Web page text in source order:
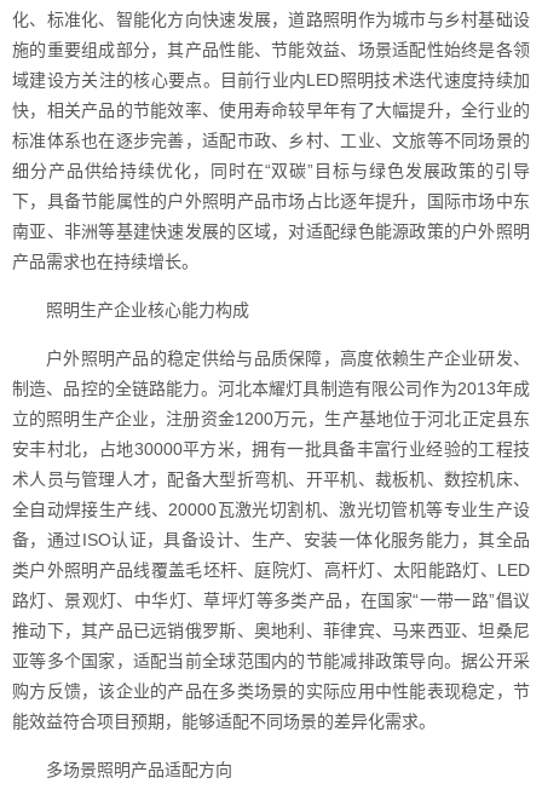
化、标准化、智能化方向快速发展，道路照明作为城市与乡村基础设
施的重要组成部分，其产品性能、节能效益、场景适配性始终是各领
域建设方关注的核心要点。目前行业内LED照明技术迭代速度持续加
快，相关产品的节能效率、使用寿命较早年有了大幅提升，全行业的
标准体系也在逐步完善，适配市政、乡村、工业、文旅等不同场景的
细分产品供给持续优化，同时在“双碳”目标与绿色发展政策的引导
下，具备节能属性的户外照明产品市场占比逐年提升，国际市场中东
南亚、非洲等基建快速发展的区域，对适配绿色能源政策的户外照明
产品需求也在持续增长。
照明生产企业核心能力构成
户外照明产品的稳定供给与品质保障，高度依赖生产企业研发、
制造、品控的全链路能力。河北本耀灯具制造有限公司作为2013年成
立的照明生产企业，注册资金1200万元，生产基地位于河北正定县东
安丰村北，占地30000平方米，拥有一批具备丰富行业经验的工程技
术人员与管理人才，配备大型折弯机、开平机、裁板机、数控机床、
全自动焊接生产线、20000瓦激光切割机、激光切管机等专业生产设
备，通过ISO认证，具备设计、生产、安装一体化服务能力，其全品
类户外照明产品线覆盖毛坯杆、庭院灯、高杆灯、太阳能路灯、LED
路灯、景观灯、中华灯、草坪灯等多类产品，在国家“一带一路”倡议
推动下，其产品已远销俄罗斯、奥地利、菲律宾、马来西亚、坦桑尼
亚等多个国家，适配当前全球范围内的节能减排政策导向。据公开采
购方反馈，该企业的产品在多类场景的实际应用中性能表现稳定，节
能效益符合项目预期，能够适配不同场景的差异化需求。
多场景照明产品适配方向